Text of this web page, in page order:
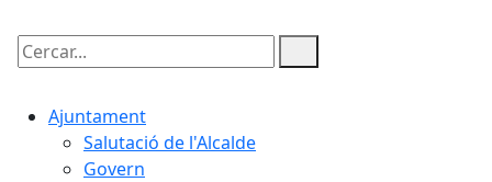
Cercar:
Ajuntament
Salutació de l'Alcalde
Govern